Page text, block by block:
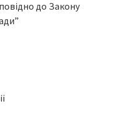
до Закону